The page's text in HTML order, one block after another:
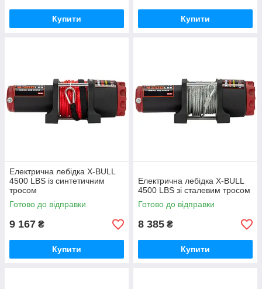
Купити Купити
Електрична лебідка X-BULL
4500 LBS із синтетичним
тросом
Готово до відправки
9 167 ₴
Купити
Електрична лебідка X-BULL
4500 LBS зі сталевим тросом
Готово до відправки
8 385 ₴
Купити